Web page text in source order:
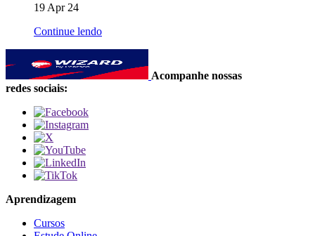
19 Apr 24
Continue lendo
Acompanhe nossas
redes sociais:
Aprendizagem
Cursos